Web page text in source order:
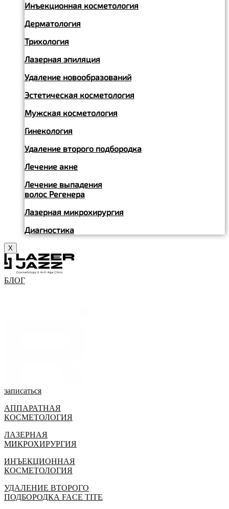
Инъекционная косметология
Дерматология
Трихология
Лазерная эпиляция
Удаление новообразований
Эстетическая косметология
Мужская косметология
Гинекология
Удаление второго подбородка
Лечение акне
Лечение выпадения
волос Регенера
Лазерная микрохирургия
Диагностика
X
БЛОГ
записаться
АППАРАТНАЯ
КОСМЕТОЛОГИЯ
ЛАЗЕРНАЯ
МИКРОХИРУРГИЯ
ИНЪЕКЦИОННАЯ
КОСМЕТОЛОГИЯ
УДАЛЕНИЕ ВТОРОГО
ПОДБОРОДКА FACE TITE